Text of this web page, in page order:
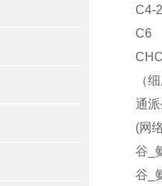
C4-
C6
（
通
(网
谷_
谷_